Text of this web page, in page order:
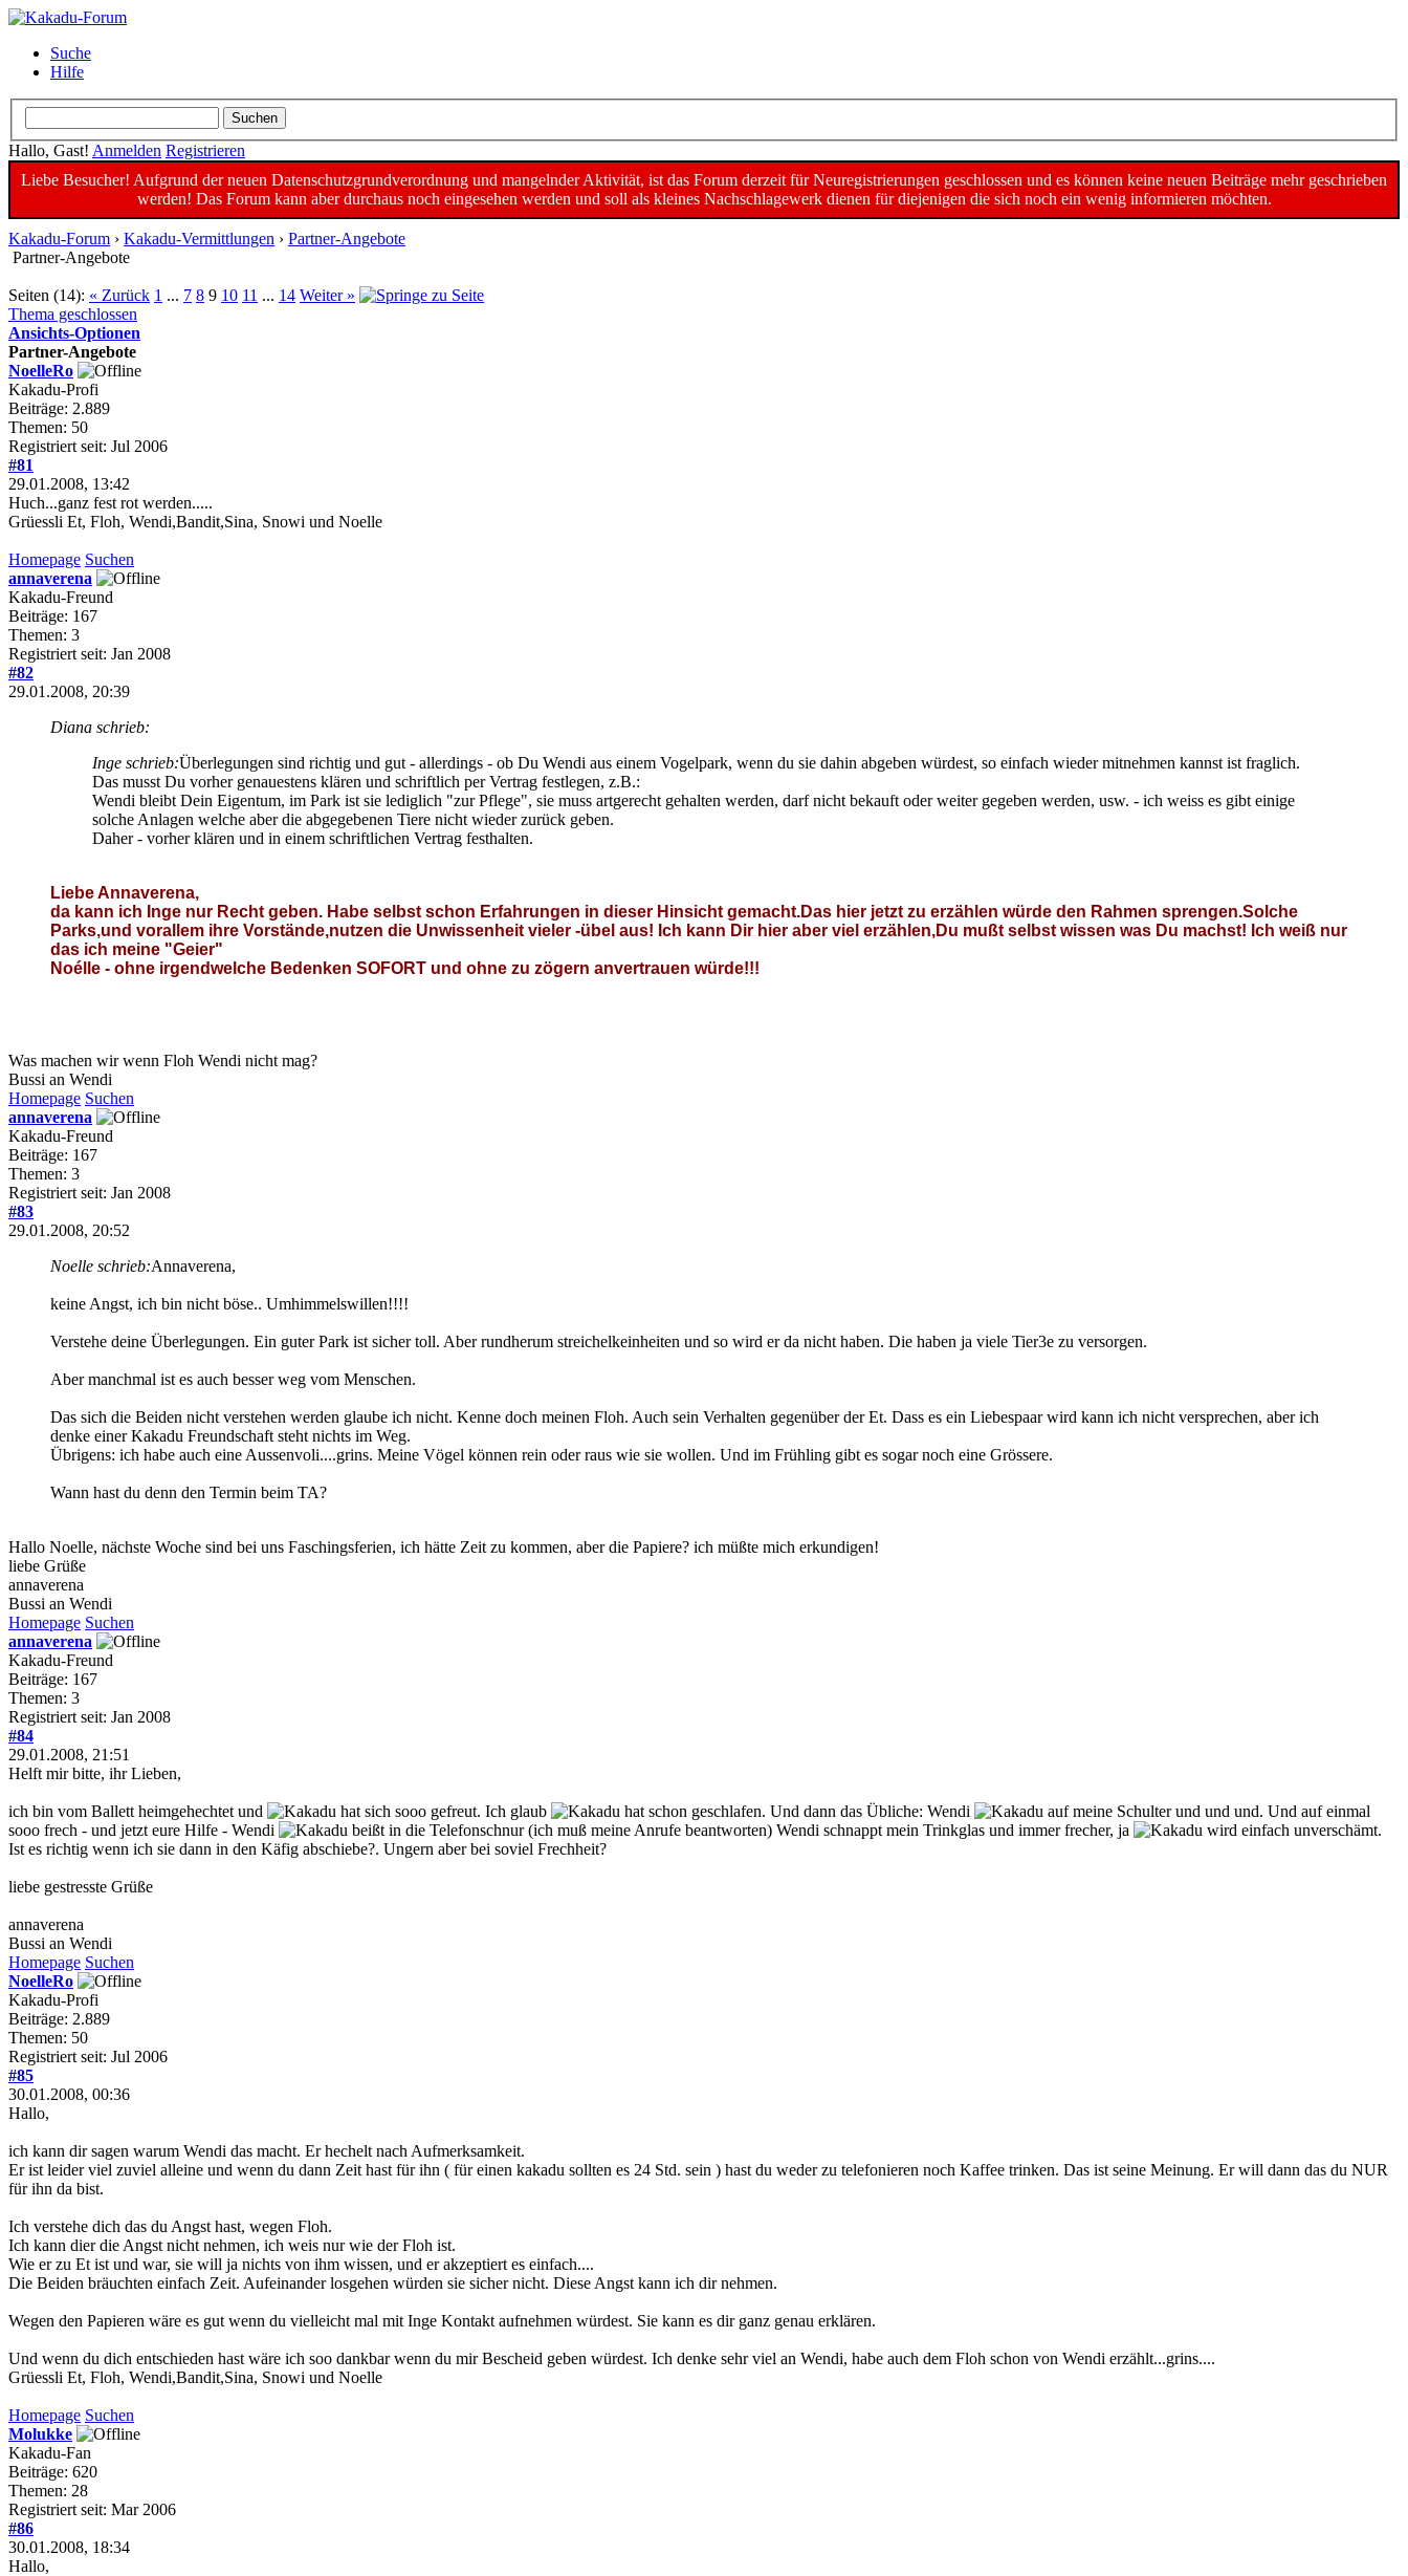
Suche
Hilfe
Hallo, Gast! Anmelden Registrieren
Liebe Besucher! Aufgrund der neuen Datenschutzgrundverordnung und mangelnder Aktivität, ist das Forum derzeit für Neuregistrierungen geschlossen und es können keine neuen Beiträge mehr geschrieben
werden! Das Forum kann aber durchaus noch eingesehen werden und soll als kleines Nachschlagewerk dienen für diejenigen die sich noch ein wenig informieren möchten.
Kakadu-Forum › Kakadu-Vermittlungen › Partner-Angebote
Partner-Angebote
Seiten (14): « Zurück 1 ... 7 8 9 10 11 ... 14 Weiter »
Thema geschlossen
Ansichts-Optionen
Partner-Angebote
NoelleRo
Kakadu-Profi
Beiträge: 2.889
Themen: 50
Registriert seit: Jul 2006
#81
29.01.2008, 13:42
Huch...ganz fest rot werden.....
Grüessli Et, Floh, Wendi,Bandit,Sina, Snowi und Noelle
Homepage Suchen
annaverena
Kakadu-Freund
Beiträge: 167
Themen: 3
Registriert seit: Jan 2008
#82
29.01.2008, 20:39
Diana schrieb:
Inge schrieb:Überlegungen sind richtig und gut - allerdings - ob Du Wendi aus einem Vogelpark, wenn du sie dahin abgeben würdest, so einfach wieder mitnehmen kannst ist fraglich.
Das musst Du vorher genauestens klären und schriftlich per Vertrag festlegen, z.B.:
Wendi bleibt Dein Eigentum, im Park ist sie lediglich "zur Pflege", sie muss artgerecht gehalten werden, darf nicht bekauft oder weiter gegeben werden, usw. - ich weiss es gibt einige
solche Anlagen welche aber die abgegebenen Tiere nicht wieder zurück geben.
Daher - vorher klären und in einem schriftlichen Vertrag festhalten.
Liebe Annaverena,
da kann ich Inge nur Recht geben. Habe selbst schon Erfahrungen in dieser Hinsicht gemacht.Das hier jetzt zu erzählen würde den Rahmen sprengen.Solche
Parks,und vorallem ihre Vorstände,nutzen die Unwissenheit vieler -übel aus! Ich kann Dir hier aber viel erzählen,Du mußt selbst wissen was Du machst! Ich weiß nur
das ich meine "Geier"
Noélle - ohne irgendwelche Bedenken SOFORT und ohne zu zögern anvertrauen würde!!!
Was machen wir wenn Floh Wendi nicht mag?
Bussi an Wendi
Homepage Suchen
annaverena
Kakadu-Freund
Beiträge: 167
Themen: 3
Registriert seit: Jan 2008
#83
29.01.2008, 20:52
Noelle schrieb:Annaverena,
keine Angst, ich bin nicht böse.. Umhimmelswillen!!!!
Verstehe deine Überlegungen. Ein guter Park ist sicher toll. Aber rundherum streichelkeinheiten und so wird er da nicht haben. Die haben ja viele Tier3e zu versorgen.
Aber manchmal ist es auch besser weg vom Menschen.
Das sich die Beiden nicht verstehen werden glaube ich nicht. Kenne doch meinen Floh. Auch sein Verhalten gegenüber der Et. Dass es ein Liebespaar wird kann ich nicht versprechen, aber ich
denke einer Kakadu Freundschaft steht nichts im Weg.
Übrigens: ich habe auch eine Aussenvoli....grins. Meine Vögel können rein oder raus wie sie wollen. Und im Frühling gibt es sogar noch eine Grössere.
Wann hast du denn den Termin beim TA?
Hallo Noelle, nächste Woche sind bei uns Faschingsferien, ich hätte Zeit zu kommen, aber die Papiere? ich müßte mich erkundigen!
liebe Grüße
annaverena
Bussi an Wendi
Homepage Suchen
annaverena
Kakadu-Freund
Beiträge: 167
Themen: 3
Registriert seit: Jan 2008
#84
29.01.2008, 21:51
Helft mir bitte, ihr Lieben,
ich bin vom Ballett heimgehechtet und hat sich sooo gefreut. Ich glaub hat schon geschlafen. Und dann das Übliche: Wendi
auf meine Schulter und und und. Und auf einmal
sooo frech - und jetzt eure Hilfe - Wendi
beißt in die Telefonschnur (ich muß meine Anrufe beantworten) Wendi schnappt mein Trinkglas und immer frecher, ja
wird einfach unverschämt.
Ist es richtig wenn ich sie dann in den Käfig abschiebe?. Ungern aber bei soviel Frechheit?
liebe gestresste Grüße
annaverena
Bussi an Wendi
Homepage Suchen
NoelleRo
Kakadu-Profi
Beiträge: 2.889
Themen: 50
Registriert seit: Jul 2006
#85
30.01.2008, 00:36
Hallo,
ich kann dir sagen warum Wendi das macht. Er hechelt nach Aufmerksamkeit.
Er ist leider viel zuviel alleine und wenn du dann Zeit hast für ihn ( für einen kakadu sollten es 24 Std. sein ) hast du weder zu telefonieren noch Kaffee trinken. Das ist seine Meinung. Er will dann das du NUR
für ihn da bist.
Ich verstehe dich das du Angst hast, wegen Floh.
Ich kann dier die Angst nicht nehmen, ich weis nur wie der Floh ist.
Wie er zu Et ist und war, sie will ja nichts von ihm wissen, und er akzeptiert es einfach....
Die Beiden bräuchten einfach Zeit. Aufeinander losgehen würden sie sicher nicht. Diese Angst kann ich dir nehmen.
Wegen den Papieren wäre es gut wenn du vielleicht mal mit Inge Kontakt aufnehmen würdest. Sie kann es dir ganz genau erklären.
Und wenn du dich entschieden hast wäre ich soo dankbar wenn du mir Bescheid geben würdest. Ich denke sehr viel an Wendi, habe auch dem Floh schon von Wendi erzählt...grins....
Grüessli Et, Floh, Wendi,Bandit,Sina, Snowi und Noelle
Homepage Suchen
Molukke
Kakadu-Fan
Beiträge: 620
Themen: 28
Registriert seit: Mar 2006
#86
30.01.2008, 18:34
Hallo,